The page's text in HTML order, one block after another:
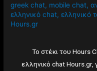
greek chat, mobile chat,
ελληνικό chat,ελληνικό
Hours.gr
Το στέκι του Hours
ελληνικό chat